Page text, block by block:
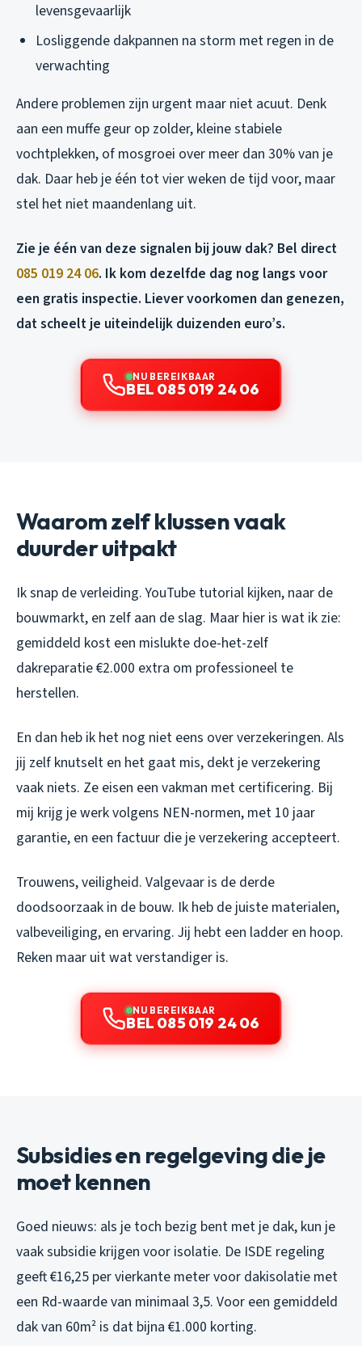
levensgevaarlijk
Losliggende dakpannen na storm met regen in de
verwachting
Andere problemen zijn urgent maar niet acuut. Denk
aan een muffe geur op zolder, kleine stabiele
vochtplekken, of mosgroei over meer dan 30% van je
dak. Daar heb je één tot vier weken de tijd voor, maar
stel het niet maandenlang uit.
Zie je één van deze signalen bij jouw dak? Bel direct
085 019 24 06. Ik kom dezelfde dag nog langs voor
een gratis inspectie. Liever voorkomen dan genezen,
dat scheelt je uiteindelijk duizenden euro’s.
NU BEREIKBAAR
BEL 085 019 24 06
Waarom zelf klussen vaak
duurder uitpakt
Ik snap de verleiding. YouTube tutorial kijken, naar de
bouwmarkt, en zelf aan de slag. Maar hier is wat ik zie:
gemiddeld kost een mislukte doe-het-zelf
dakreparatie €2.000 extra om professioneel te
herstellen.
En dan heb ik het nog niet eens over verzekeringen. Als
jij zelf knutselt en het gaat mis, dekt je verzekering
vaak niets. Ze eisen een vakman met certificering. Bij
mij krijg je werk volgens NEN-normen, met 10 jaar
garantie, en een factuur die je verzekering accepteert.
Trouwens, veiligheid. Valgevaar is de derde
doodsoorzaak in de bouw. Ik heb de juiste materialen,
valbeveiliging, en ervaring. Jij hebt een ladder en hoop.
Reken maar uit wat verstandiger is.
NU BEREIKBAAR
BEL 085 019 24 06
Subsidies en regelgeving die je
moet kennen
Goed nieuws: als je toch bezig bent met je dak, kun je
vaak subsidie krijgen voor isolatie. De ISDE regeling
geeft €16,25 per vierkante meter voor dakisolatie met
een Rd-waarde van minimaal 3,5. Voor een gemiddeld
dak van 60m² is dat bijna €1.000 korting.